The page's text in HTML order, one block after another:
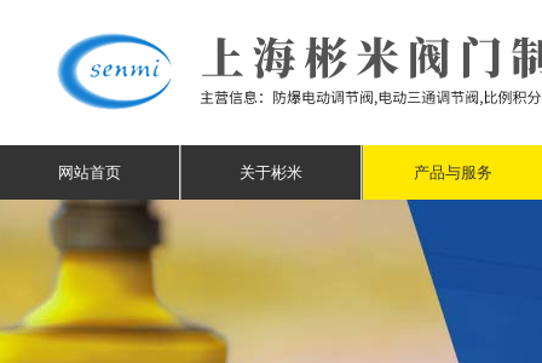
网站首页 关于彬米 产品与服务